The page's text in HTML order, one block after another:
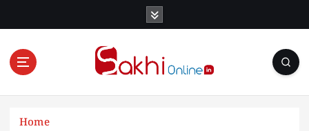
Online News Portal
Home